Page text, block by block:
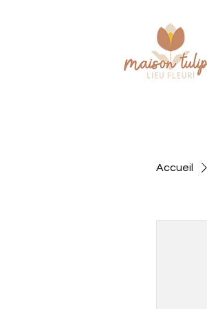
Accueil